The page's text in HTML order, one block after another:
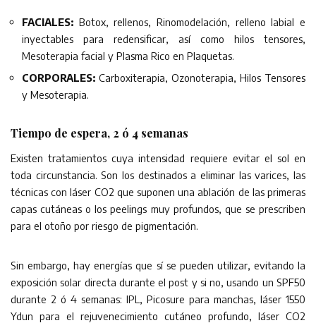
FACIALES: Botox, rellenos, Rinomodelación, relleno labial e
inyectables para redensificar, así como hilos tensores,
Mesoterapia facial y Plasma Rico en Plaquetas.
CORPORALES: Carboxiterapia, Ozonoterapia, Hilos Tensores
y Mesoterapia.
Tiempo de espera, 2 ó 4 semanas
Existen tratamientos cuya intensidad requiere evitar el sol en
toda circunstancia. Son los destinados a eliminar las varices, las
técnicas con láser CO2 que suponen una ablación de las primeras
capas cutáneas o los peelings muy profundos, que se prescriben
para el otoño por riesgo de pigmentación.
Sin embargo, hay energías que sí se pueden utilizar, evitando la
exposición solar directa durante el post y si no, usando un SPF50
durante 2 ó 4 semanas: IPL, Picosure para manchas, láser 1550
Ydun para el rejuvenecimiento cutáneo profundo, láser CO2